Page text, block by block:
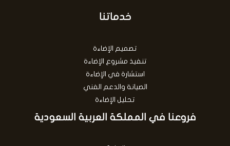
خدماتنا
تصميم الإضاءة
تنفيذ مشروع الإضاءة
استشارة في الإضاءة
الصيانة والدعم الفني
تحليل الإضاءة
فروعنا في المملكة العربية السعودية